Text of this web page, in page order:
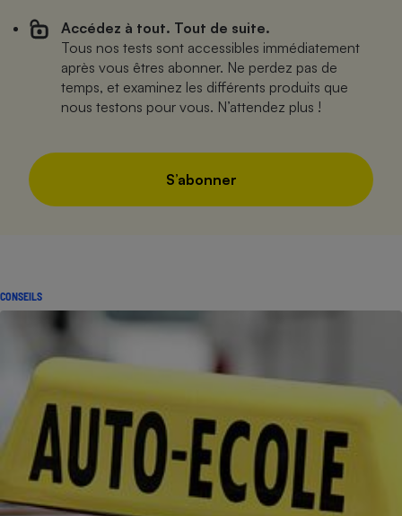
Accédez à tout. Tout de suite.
Tous nos tests sont accessibles immédiatement
après vous êtres abonner. Ne perdez pas de
temps, et examinez les différents produits que
nous testons pour vous. N’attendez plus !
S’abonner
CONSEILS